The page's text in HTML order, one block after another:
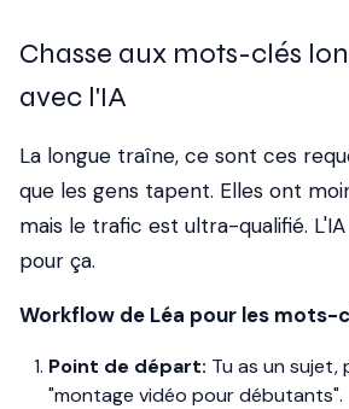
Chasse aux mots-clés
avec l'IA
La longue traîne, ce sont ces
que les gens tapent. Elles ont
mais le trafic est ultra-qualifié.
pour ça.
Workflow de Léa pour les mots-
Point de départ: Tu as un sujet,
"montage vidéo pour débutants".